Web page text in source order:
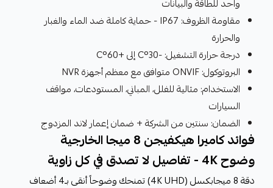
واحد للطاقة والبيانات
مقاومة الظروف: IP67 - حماية كاملة ضد الماء والغبار
والحرارة
درجة حرارة التشغيل: -30°C إلى +60°C
البروتوكول: ONVIF متوافق مع معظم أجهزة NVR
الاستخدام: مثالية للفلل، المباني، المستودعات، مواقف
السيارات
الضمان: سنتين من الشركة + ضمان إعمار لاند المزدوج
فوائد كاميرا هيكفيجن 8 ميجا الخارجية
وضوح 4K - تفاصيل لا تصدق في كل زاوية
دقة 8 ميجابكسل (4K UHD) تمنحك وضوحاً أنقى بـ4 أضعاف